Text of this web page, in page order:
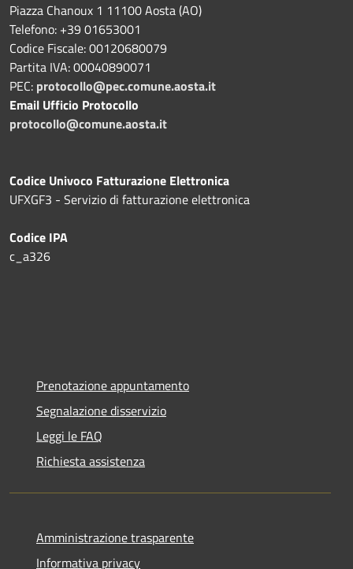
Piazza Chanoux 1 11100 Aosta (AO)
Telefono: +39 01653001
Codice Fiscale: 00120680079
Partita IVA: 00040890071
PEC: protocollo@pec.comune.aosta.it
Email Ufficio Protocollo
protocollo@comune.aosta.it
Codice Univoco Fatturazione Elettronica
UFXGF3 - Servizio di fatturazione elettronica
Codice IPA
c_a326
Prenotazione appuntamento
Segnalazione disservizio
Leggi le FAQ
Richiesta assistenza
Amministrazione trasparente
Informativa privacy